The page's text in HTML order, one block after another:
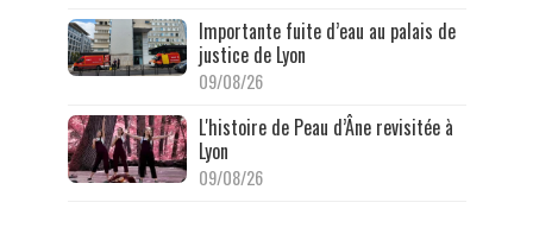
Importante fuite d’eau au palais de
justice de Lyon
09/08/26
L'histoire de Peau d’Âne revisitée à
Lyon
09/08/26